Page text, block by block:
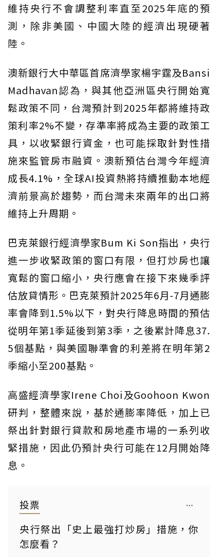
維持央行不會調整利率直至2025年底的預
測，除非美國、中國大陸的經濟出現硬著
陸。
澳新銀行大中華區首席濟學家楊宇霆及Bansi
Madhavan認為，與其他亞洲區央行開始寬
鬆政策不同，台灣預計到2025年都將維持政
策利率2%不變，存準率將成為主要的政策工
具，以收緊銀行資金，也可能採取針對性措
施來監管房市融資。澳新預估台灣今年經濟
成長4.1%，全球AI投資熱將持續推動本地經
濟前景高於趨勢，而台灣未來兩年的出口將
維持上升周期。
巴克萊銀行經濟學家Bum Ki Son指出，央行
進一步收緊政策的窗口有限，但打炒房也讓
寬鬆的窗口縮小，央行應會在接下來幾季評
估放貸情形。巴克萊預計2025年6月-7月通膨
率會降到1.5%以下，對央行降息時間的預估
從明年第1季延後到第3季，之後累計降息37.
5個基點，與美國聯準會的利差將在明年第2
季縮小至200基點。
高盛經濟學家Irene Choi及Goohoon Kwon
研判，整體來說，基於通膨率降低，加上已
祭出針對銀行貸款和房地產市場的一系列收
緊措施，因此仍預計央行可能在12月開始降
息。
投票
央行祭出「史上最強打炒房」措施，你
怎麼看？